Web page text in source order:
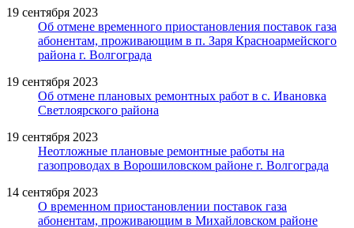
19 сентября 2023
Об отмене временного приостановления поставок газа
абонентам, проживающим в п. Заря Красноармейского
района г. Волгограда
19 сентября 2023
Об отмене плановых ремонтных работ в с. Ивановка
Светлоярского района
19 сентября 2023
Неотложные плановые ремонтные работы на
газопроводах в Ворошиловском районе г. Волгограда
14 сентября 2023
О временном приостановлении поставок газа
абонентам, проживающим в Михайловском районе